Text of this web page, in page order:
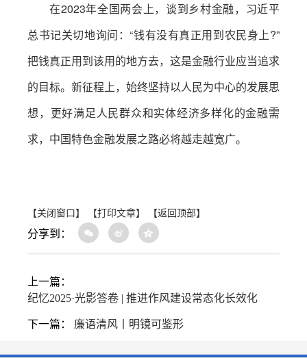
在2023年全国两会上，谈到乡村金融，习近平
总书记关切地询问：“钱有没有真正用到农民身上?”
把钱真正用到该用的地方去，这是金融行业应当追求
的目标。新征程上，始终坚持以人民为中心的发展思
想，更好满足人民群众和实体经济多样化的金融需
求，中国特色金融发展之路必将越走越宽广。
【关闭窗口】 【打印文章】 【返回顶部】
分享到：
上一篇：
纪忆2025·光影答卷 | 推进作风建设常态化长效化
下一篇： 廉语清风丨明镜可鉴形